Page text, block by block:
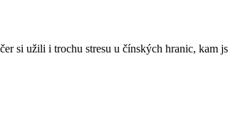
si užili i trochu stresu u čínských hranic, kam